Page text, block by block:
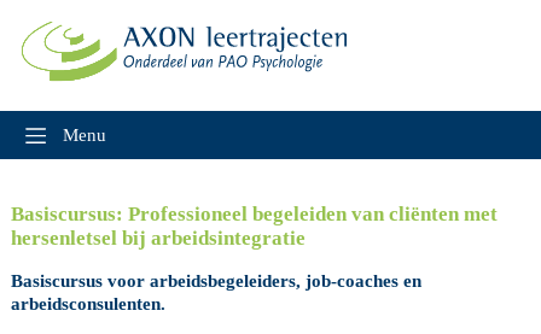
content
Menu
Basiscursus: Professioneel begeleiden van cliënten met
hersenletsel bij arbeidsintegratie
Basiscursus voor arbeidsbegeleiders, job-coaches en
arbeidsconsulenten.